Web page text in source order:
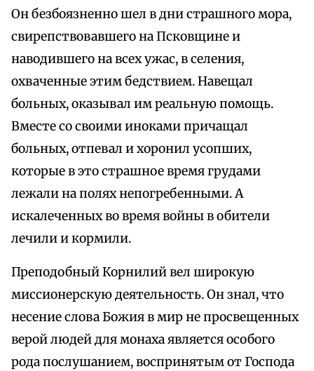
Он безбоязненно шел в дни страшного мора,
свирепствовавшего на Псковщине и
наводившего на всех ужас, в селения,
охваченные этим бедствием. Навещал
больных, оказывал им реальную помощь.
Вместе со своими иноками причащал
больных, отпевал и хоронил усопших,
которые в это страшное время грудами
лежали на полях непогребенными. А
искалеченных во время войны в обители
лечили и кормили.
Преподобный Корнилий вел широкую
миссионерскую деятельность. Он знал, что
несение слова Божия в мир не просвещенных
верой людей для монаха является особого
рода послушанием, воспринятым от Господа